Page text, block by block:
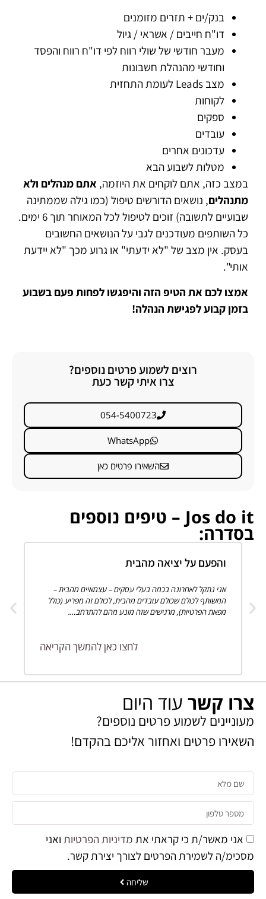
בנק/ים + תזרים מזומנים
דו"ח חייבים / אשראי / גיול
מעבר חודשי של שולי רווח לפי דו"ח רווח והפסד
וחודשי מהנהלת חשבונות
מצב Leads לעומת התחזית
לקוחות
ספקים
עובדים
עדכונים אחרים
מטלות לשבוע הבא
במצב כזה, אתם לוקחים את היוזמה, אתם מנהלים ולא
מתנהלים, נושאים הדורשים טיפול (כמו גילה שממתינה
שבועיים לתשובה) זוכים לטיפול לכל המאוחר תוך 6 ימים.
כל השותפים מעודכנים לגבי על הנושאים החשובים
בעסק. אין מצב של "לא ידעתי" או גרוע מכך "לא יידעת
אותי".
אמצו לכם את הטיפ הזה והיפגשו לפחות פעם בשבוע
בזמן קבוע לפגישת הנהלה!
רוצים לשמוע פרטים נוספים?
צרו איתי קשר כעת
054-5400723
WhatsApp
השאירו פרטים כאן
Jos do it – טיפים נוספים
בסדרה:
והפעם על יציאה מהבית
אני נתקל לאחרונה בכמה בעלי עסקים – עצמאיים מהבית –
המשותף לכולם שכולם עובדים מהבית, לכולם זה מפריע (כולל
מפאת הפרטיות), מרגישים שזה מונע מהם להתרחב….
לחצו כאן להמשך הקריאה
צרו קשר עוד היום
מעוניינים לשמוע פרטים נוספים?
השאירו פרטים ואחזור אליכם בהקדם!​
אני מאשר/ת כי קראתי את מדיניות הפרטיות ואני
מסכימ/ה לשמירת הפרטים לצורך יצירת קשר.
שליחה